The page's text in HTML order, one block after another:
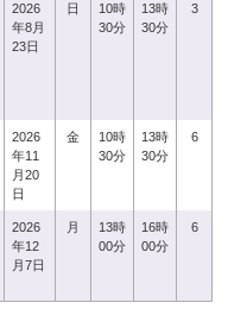
2026
年8月
23日
日
10時
30分
13時
30分
3
2026
年11
月20
日
金
10時
30分
13時
30分
6
2026
年12
月7日
月
13時
00分
16時
00分
6